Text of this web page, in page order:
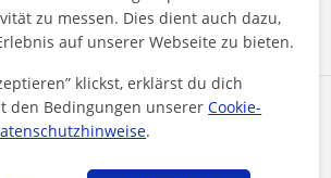
Kontaktieren
€
zu messen. Dies dient auch dazu,
auf unserer Webseite zu bieten.
klickst, erklärst du dich
den Bedingungen unsererCookie-
.